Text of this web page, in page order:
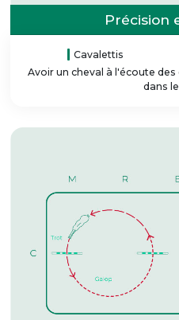
Précision
Cavalettis
Avoir un cheval à l'écoute
dans